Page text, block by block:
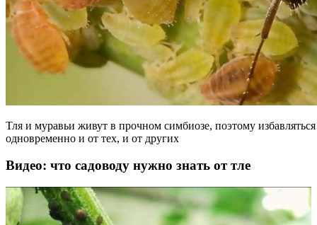
Тля и муравьи живут в прочном симбиозе, поэтому
одновременно и от тех, и от других
Видео: что садоводу нужно знать от тле